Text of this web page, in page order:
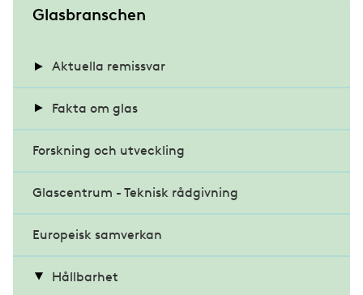
m
n
Glasbranschen
Aktuella remissvar
Energihushållning och värmeisolering i
Fakta om glas
Energieffektiva glas
Glasets historia
Projektrapporter
Råd och riktlinjer
Forskning och utveckling
Glascentrum - Teknisk rådgivning
Europeisk samverkan
Hållbarhet